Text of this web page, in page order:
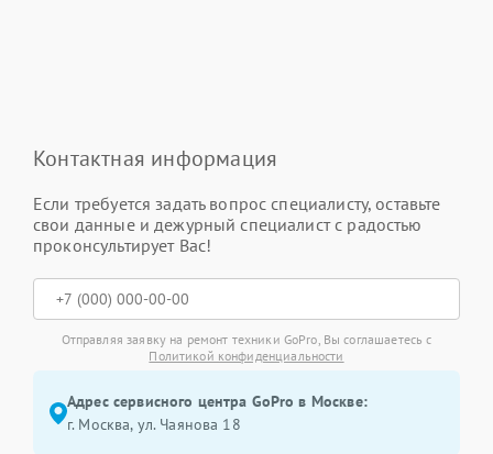
Контактная информация
Если требуется задать вопрос специалисту, оставьте
свои данные и дежурный специалист с радостью
проконсультирует Вас!
Отправляя заявку на ремонт техники GoPro, Вы соглашаетесь с
Политикой конфиденциальности
Адрес сервисного центра GoPro в Москве:
г. Москва, ул. Чаянова 18